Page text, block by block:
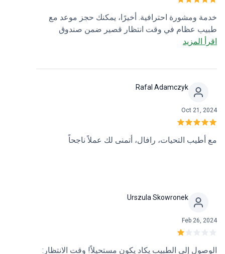
خدمة ومشورة احترافية. أخيرًا، يمكنك حجز موعد مع
طبيب عظام في وقت انتظار قصير ضمن صندوق
التأمين الصحي الوطني. تشخيص دقيق من الطبيب. كان
اقرأ المزيد
Rafal Adamczyk
Oct 21, 2024
مع أطيب التحيات، رافال، أتمنى لك عملاً ناجحاً
Urszula Skowronek
Feb 26, 2024
الوصول إلى الطبيب يكاد يكون مستحيلاً! وقت الانتظار: